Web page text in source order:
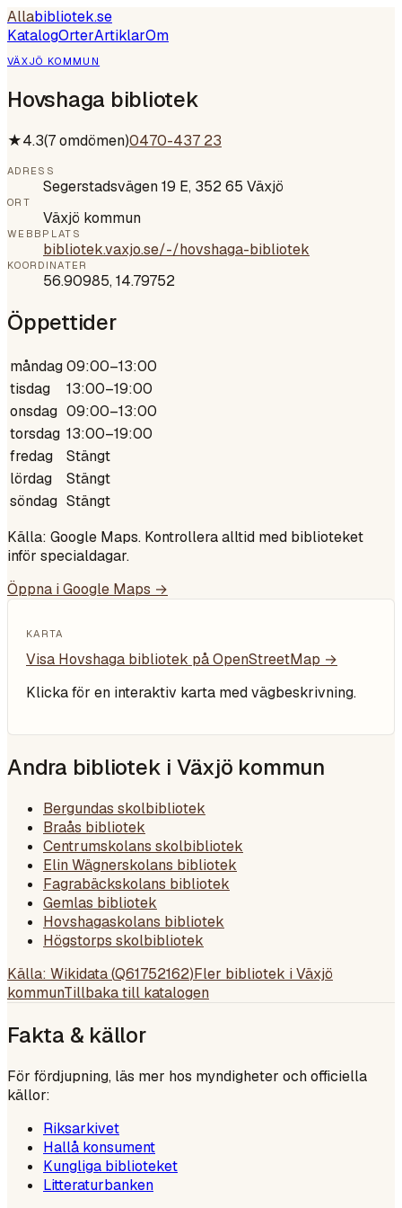
Allabibliotek.se
KatalogOrterArtiklarOm
VÄXJÖ KOMMUN
Hovshaga bibliotek
★4.3(7omdömen)0470-437 23
ADRESS
Segerstadsvägen 19 E, 352 65 Växjö
ORT
Växjö kommun
WEBBPLATS
bibliotek.vaxjo.se/-/hovshaga-bibliotek
KOORDINATER
56.90985,14.79752
Öppettider
måndag09:00–13:00
tisdag
13:00–19:00
onsdag 09:00–13:00
torsdag 13:00–19:00
fredag
Stängt
lördag
Stängt
söndag Stängt
Källa: Google Maps. Kontrollera alltid med biblioteket
inför specialdagar.
Öppna i Google Maps →
KARTA
Visa Hovshaga bibliotek på OpenStreetMap →
Klicka för en interaktiv karta med vägbeskrivning.
Andra bibliotek i Växjö kommun
Bergundas skolbibliotek
Braås bibliotek
Centrumskolans skolbibliotek
Elin Wägnerskolans bibliotek
Fagrabäckskolans bibliotek
Gemlas bibliotek
Hovshagaskolans bibliotek
Högstorps skolbibliotek
Källa: Wikidata (Q61752162)Fler bibliotek i Växjö
kommunTillbaka till katalogen
Fakta & källor
För fördjupning, läs mer hos myndigheter och officiella
källor:
Riksarkivet
Hallå konsument
Kungliga biblioteket
Litteraturbanken